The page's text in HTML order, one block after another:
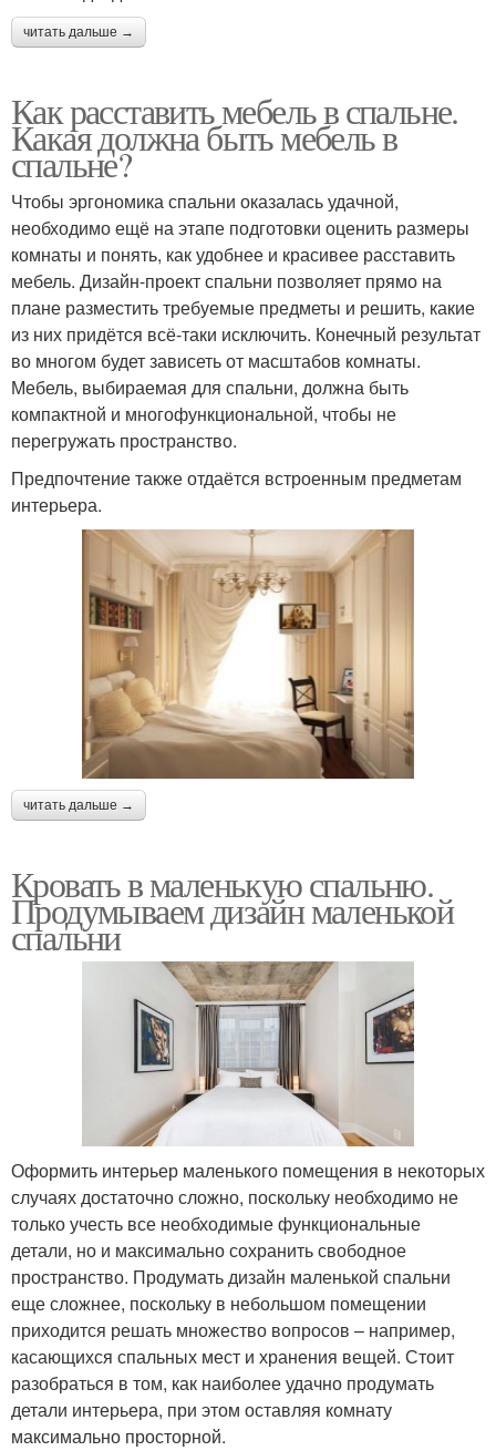
читать дальше →
Как расставить мебель в спальне.
Какая должна быть мебель в
спальне?
Чтобы эргономика спальни оказалась удачной,
необходимо ещё на этапе подготовки оценить размеры
комнаты и понять, как удобнее и красивее расставить
мебель. Дизайн-проект спальни позволяет прямо на
плане разместить требуемые предметы и решить, какие
из них придётся всё-таки исключить. Конечный результат
во многом будет зависеть от масштабов комнаты.
Мебель, выбираемая для спальни, должна быть
компактной и многофункциональной, чтобы не
перегружать пространство.
Предпочтение также отдаётся встроенным предметам
интерьера.
читать дальше →
Кровать в маленькую спальню.
Продумываем дизайн маленькой
спальни
Оформить интерьер маленького помещения в некоторых
случаях достаточно сложно, поскольку необходимо не
только учесть все необходимые функциональные
детали, но и максимально сохранить свободное
пространство. Продумать дизайн маленькой спальни
еще сложнее, поскольку в небольшом помещении
приходится решать множество вопросов – например,
касающихся спальных мест и хранения вещей. Стоит
разобраться в том, как наиболее удачно продумать
детали интерьера, при этом оставляя комнату
максимально просторной.